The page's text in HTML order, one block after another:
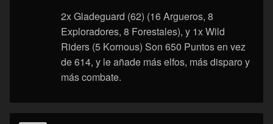
2x Gladeguard (62) (16 Argueros, 8
Exploradores, 8 Forestales), y 1x Wild
Riders (5 Kornous) Son 650 Puntos en vez
de 614, y le añade más elfos, más disparo y
más combate.